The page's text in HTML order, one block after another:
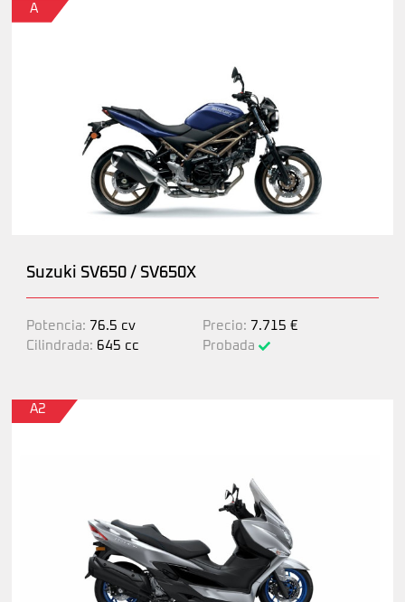
A
Suzuki SV650 / SV650X
Potencia: 76.5 cv
Cilindrada: 645 cc
Precio: 7.715 €
Probada
A2